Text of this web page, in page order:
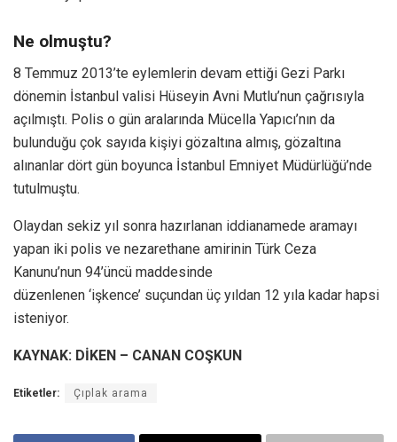
Ne olmuştu?
8 Temmuz 2013’te eylemlerin devam ettiği Gezi Parkı
dönemin İstanbul valisi Hüseyin Avni Mutlu’nun çağrısıyla
açılmıştı. Polis o gün aralarında Mücella Yapıcı’nın da
bulunduğu çok sayıda kişiyi gözaltına almış, gözaltına
alınanlar dört gün boyunca İstanbul Emniyet Müdürlüğü’nde
tutulmuştu.
Olaydan sekiz yıl sonra hazırlanan iddianamede aramayı
yapan iki polis ve nezarethane amirinin Türk Ceza
Kanunu’nun 94’üncü maddesinde
düzenlenen ‘işkence’ suçundan üç yıldan 12 yıla kadar hapsi
isteniyor.
KAYNAK: DİKEN – CANAN COŞKUN
Etiketler: Çıplak arama